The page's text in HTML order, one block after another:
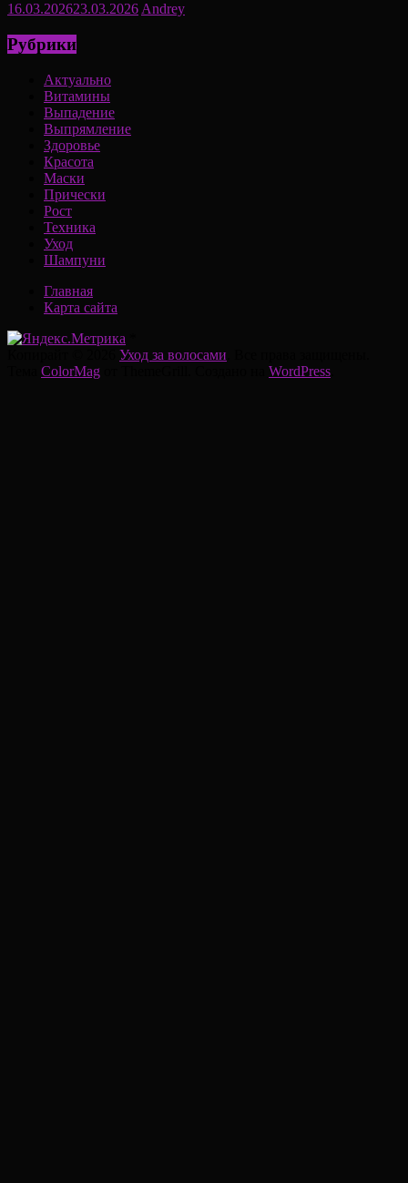
16.03.202623.03.2026Andrey
Рубрики
Актуально
Витамины
Выпадение
Выпрямление
Здоровье
Красота
Маски
Прически
Рост
Техника
Уход
Шампуни
Главная
Карта сайта
Уход за волосами
ColorMag WordPress